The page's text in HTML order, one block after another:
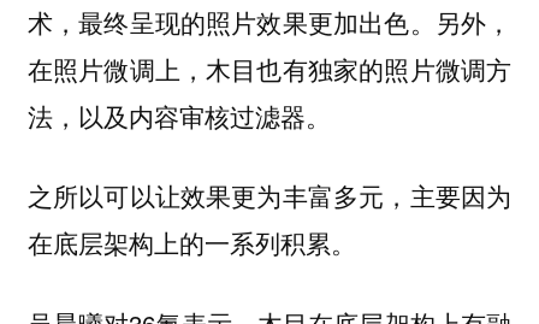
术，最终呈现的照⽚效果更加出⾊。另外，
在照片微调上，木目也有独家的照片微调⽅
法，以及内容审核过滤器。
之所以可以让效果更为丰富多元，主要因为
在底层架构上的一系列积累。